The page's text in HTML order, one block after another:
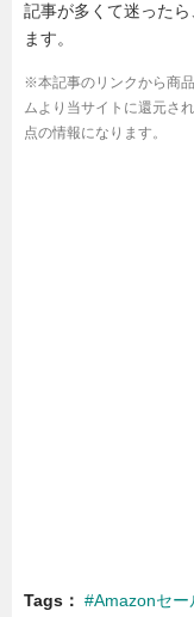
記事が多くて迷ったら
ます。
※本記事のリンクから商
ムより当サイトに還元さ
点の情報になります。
Tags #Amazonセー